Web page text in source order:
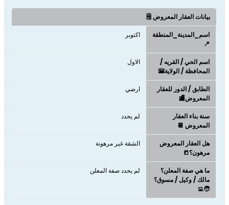
بيانات العقار المعروض 🗒️
اسم_المدينة_المنطقة
📍
اكتوبر
اسم الحي / القريه /
المحافظة / الولاية🌇
الاول
الطابق / الدور للعقار
المعروض🏬
ارضي
سنة بناء العقار
المعروض 📆
لم يحدد
هل العقار المعروض
مرهون؟📒
الشقة غير مرهونة
ما هي صفة المعلن؟
مالك / وكيل / مسوق؟
🧑‍💻
لم يحدد صفة المعلن